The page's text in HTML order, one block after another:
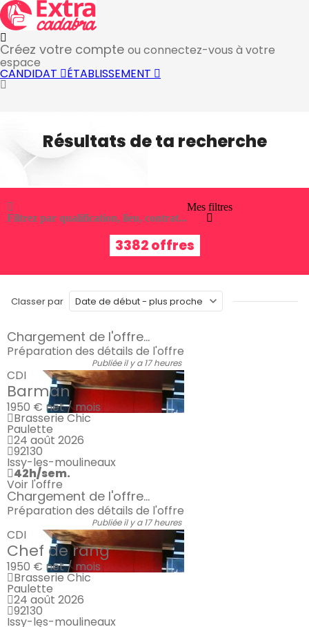
Créez votre compte ou connectez-vous à votre
espace
CANDIDAT ÉTABLISSEMENT
Résultats de ta recherche
Filtrez par qualification, lieu, contrat...
Mes filtres
3382 offres
Classer par
Chargement de l'offre...
Préparation des détails de l'offre
Publiée il y a 17 heures
CDI
Barman
1950 € net / mois
Brasserie Chic
Paulette
24 août 2026
92130
Issy-les-moulineaux
42h/sem.
Voir l'offre
Chargement de l'offre...
Préparation des détails de l'offre
Publiée il y a 17 heures
CDI
Chef de rang
1950 € net / mois
Brasserie Chic
Paulette
24 août 2026
92130
Issy-les-moulineaux